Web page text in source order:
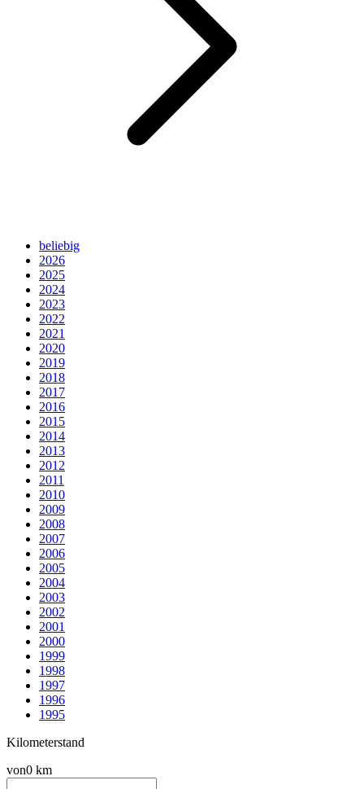
beliebig
2026
2025
2024
2023
2022
2021
2020
2019
2018
2017
2016
2015
2014
2013
2012
2011
2010
2009
2008
2007
2006
2005
2004
2003
2002
2001
2000
1999
1998
1997
1996
1995
Kilometerstand
von0 km